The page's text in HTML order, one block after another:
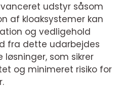
udstyr såsom
af kloaksystemer kan
og vedligehold
fra dette udarbejdes
som sikrer
og minimeret risiko for